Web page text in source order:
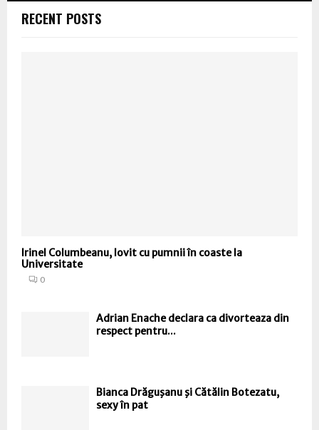
RECENT POSTS
Irinel Columbeanu, lovit cu pumnii în coaste la
Universitate
0
Adrian Enache declara ca divorteaza din
respect pentru...
Bianca Drăguşanu şi Cătălin Botezatu,
sexy în pat